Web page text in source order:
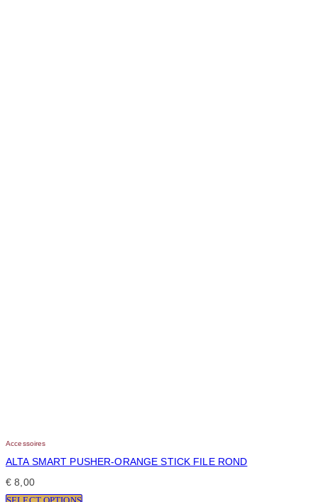
Accessoires
ALTA SMART PUSHER-ORANGE STICK FILE ROND
€ 8,00